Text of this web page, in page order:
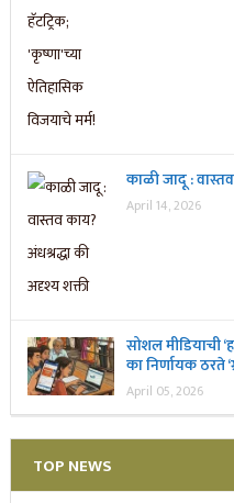
काळी जादू :
April 14, 2026
सोशल मीडियाची
का निर्णायक ठरते
April 05, 2026
TOP NEWS